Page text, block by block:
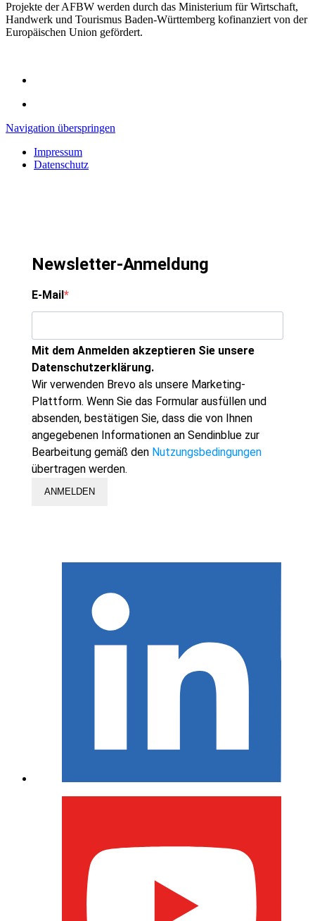
Projekte der AFBW werden durch das Ministerium für Wirtschaft,
Handwerk und Tourismus Baden-Württemberg kofinanziert von der
Europäischen Union gefördert.
Navigation überspringen
Impressum
Datenschutz
Newsletter-Anmeldung
E-Mail
Mit dem Anmelden akzeptieren Sie unsere
Datenschutzerklärung.
Wir verwenden Brevo als unsere Marketing-
Plattform. Wenn Sie das Formular ausfüllen und
absenden, bestätigen Sie, dass die von Ihnen
angegebenen Informationen an Sendinblue zur
Bearbeitung gemäß den Nutzungsbedingungen
übertragen werden.
ANMELDEN